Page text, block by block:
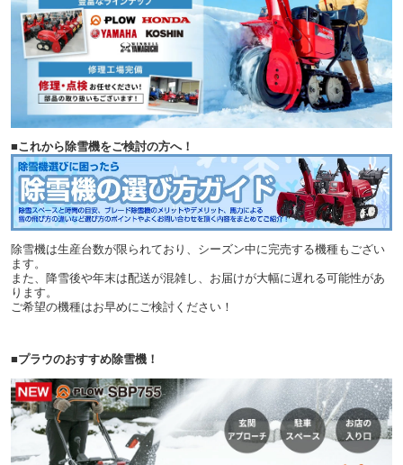
■これから除雪機をご検討の方へ！
除雪機は生産台数が限られており、シーズン中に完売する機種もござい
ます。
また、降雪後や年末は配送が混雑し、お届けが大幅に遅れる可能性があ
ります。
ご希望の機種はお早めにご検討ください！
■プラウのおすすめ除雪機！